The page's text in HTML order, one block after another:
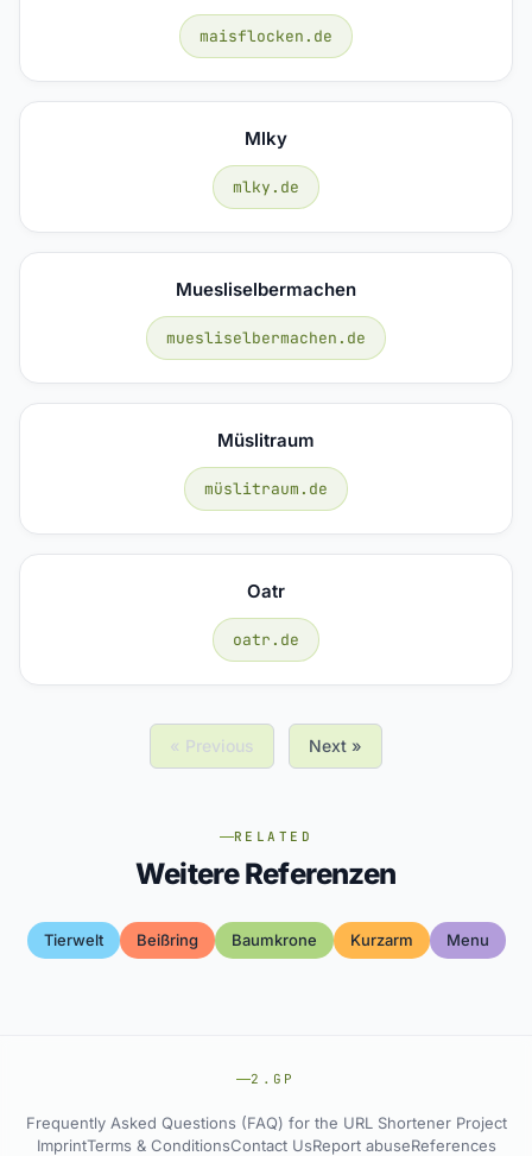
maisflocken.de
Mlky
mlky.de
Muesliselbermachen
muesliselbermachen.de
Müslitraum
müslitraum.de
Oatr
oatr.de
« Previous Next »
RELATED
Weitere Referenzen
Tierwelt Beißring Baumkrone Kurzarm Menu
2.GP
Frequently Asked Questions (FAQ) for the URL Shortener Project
ImprintTerms & ConditionsContact UsReport abuseReferences